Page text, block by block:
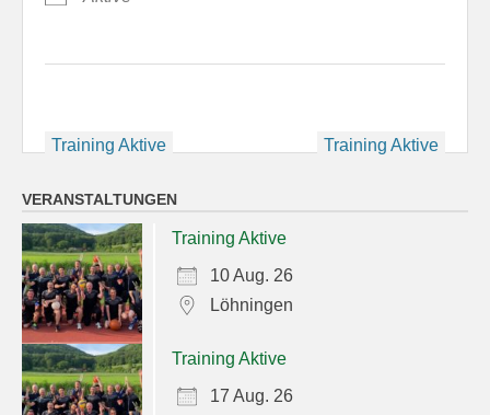
Beitragsnavigation
Training Aktive Training Aktive
VERANSTALTUNGEN
Training Aktive
10 Aug. 26
Löhningen
Training Aktive
17 Aug. 26